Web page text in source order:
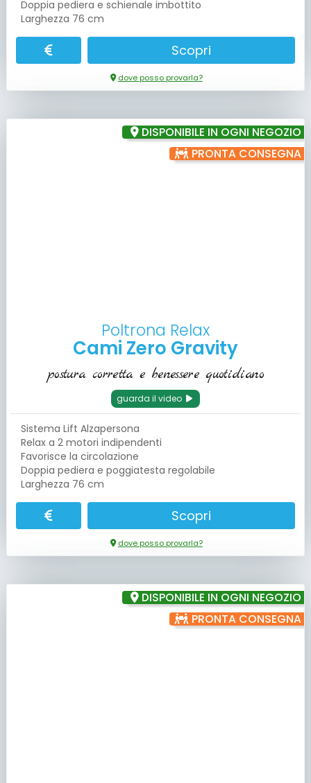
Doppia pediera e schienale imbottito
Larghezza 76 cm
Scopri
dove posso provarla?
DISPONIBILE IN OGNI NEGOZIO
PRONTA CONSEGNA
Poltrona Relax
Cami Zero Gravity
postura corretta e benessere quotidiano
guarda il video
Sistema Lift Alzapersona
Relax a 2 motori indipendenti
Favorisce la circolazione
Doppia pediera e poggiatesta regolabile
Larghezza 76 cm
Scopri
dove posso provarla?
DISPONIBILE IN OGNI NEGOZIO
PRONTA CONSEGNA